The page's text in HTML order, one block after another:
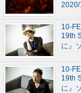
2020/
10-
19th
に』
10-
19th
に』